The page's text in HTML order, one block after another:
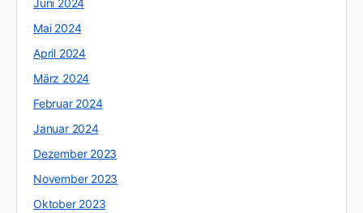
Juni 2024
Mai 2024
April 2024
März 2024
Februar 2024
Januar 2024
Dezember 2023
November 2023
Oktober 2023